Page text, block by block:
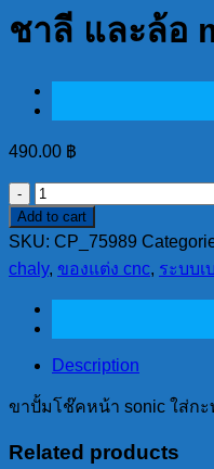
ชาลี และล้อ
490.00 ฿
ขา
ปั้มโช๊
คห
น้า
sonic
ใส่
ทะ
ชาลี
ล้อ
Add to cart
SKU: CP_75989
chaly, ของแต่ง cnc, ระบบเ
Description
ขาปั้มโช๊คหน้า sonic ใส่ก
Related products